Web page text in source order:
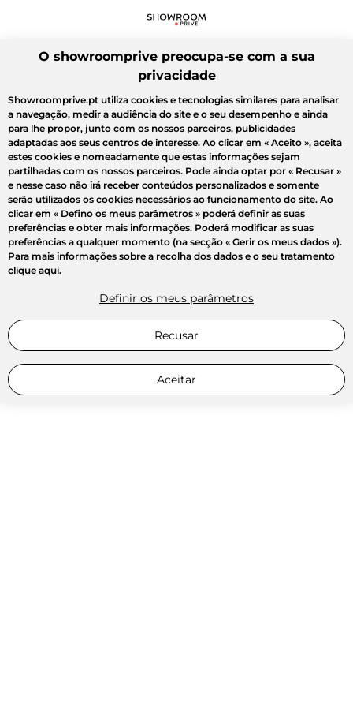
O showroomprive preocupa-se com a sua
privacidade
Showroomprive.pt utiliza cookies e tecnologias similares para analisar
a navegação, medir a audiência do site e o seu desempenho e ainda
para lhe propor, junto com os nossos parceiros, publicidades
adaptadas aos seus centros de interesse. Ao clicar em « Aceito », aceita
estes cookies e nomeadamente que estas informações sejam
partilhadas com os nossos parceiros. Pode ainda optar por « Recusar »
e nesse caso não irá receber conteúdos personalizados e somente
serão utilizados os cookies necessários ao funcionamento do site. Ao
clicar em « Defino os meus parâmetros » poderá definir as suas
preferências e obter mais informações. Poderá modificar as suas
preferências a qualquer momento (na secção « Gerir os meus dados »).
Para mais informações sobre a recolha dos dados e o seu tratamento
clique aqui.
Definir os meus parâmetros
Recusar
Aceitar